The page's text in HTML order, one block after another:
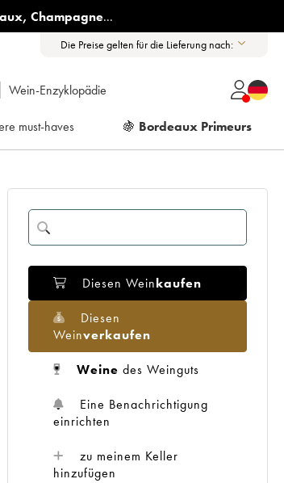
, Champagne...
Die Preise gelten für die Lieferung nach:
Wein-Enzyklopädie
must-haves 🍇 Bordeaux Primeurs
Diesen Weinkaufen
Diesen
Weinverkaufen
Weine des Weinguts
Eine Benachrichtigung
einrichten
zu meinem Keller
hinzufügen